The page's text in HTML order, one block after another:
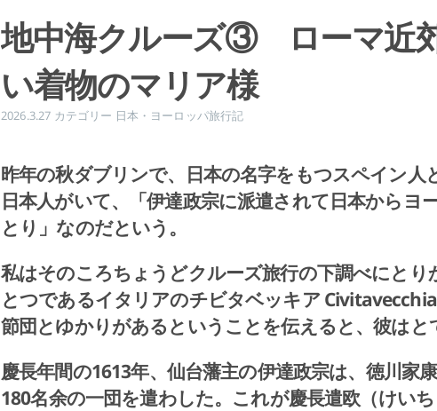
地中海クルーズ③ ローマ近
い着物のマリア様
2026.3.27 カテゴリー 日本・ヨーロッパ旅行記
昨年の秋ダブリンで、日本の名字をもつスペイン人
日本人がいて、「伊達政宗に派遣されて日本からヨ
とり」なのだという。
私はそのころちょうどクルーズ旅行の下調べにとり
とつであるイタリアのチビタベッキア
節団とゆかりがあるということを伝えると、彼はと
慶長年間の1613年、仙台藩主の伊達政宗は、徳川家
180名余の一団を遣わした。これが慶長遣欧（けい